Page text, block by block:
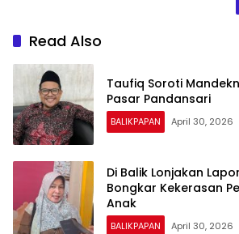
Read Also
Taufiq Soroti
Pasar Pandansari
BALIKPAPAN April 30, 2026
Di Balik Lonjakan
Bongkar Kekerasan
Anak
BALIKPAPAN April 30, 2026